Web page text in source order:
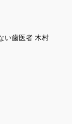
い歯医者 木村